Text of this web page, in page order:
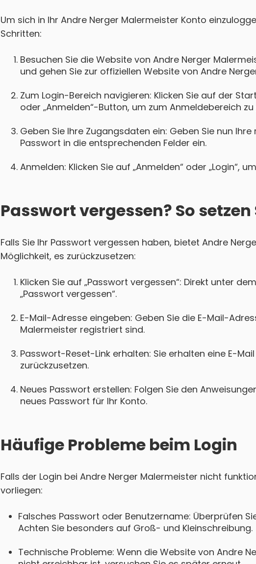
Um sich in Ihr Andre Nerger Malermeister Konto
Schritten:
Besuchen Sie die Website von Andre Nerger
und gehen Sie zur offiziellen Website von Andre
Zum Login-Bereich navigieren: Klicken Sie auf der
oder „Anmelden“-Button, um zum Anmeldebereich
Geben Sie Ihre Zugangsdaten ein: Geben Sie nun
Passwort in die entsprechenden Felder ein.
Anmelden: Klicken Sie auf „Anmelden“ oder „Login“,
Passwort vergessen? So setzen
Falls Sie Ihr Passwort vergessen haben, bietet Andre
Möglichkeit, es zurückzusetzen:
Klicken Sie auf „Passwort vergessen“: Direkt unter
„Passwort vergessen“.
E-Mail-Adresse eingeben: Geben Sie die E-Mail-
Malermeister registriert sind.
Passwort-Reset-Link erhalten: Sie erhalten eine E-
zurückzusetzen.
Neues Passwort erstellen: Folgen Sie den
neues Passwort für Ihr Konto.
Häufige Probleme beim Login
Falls der Login bei Andre Nerger Malermeister nicht
vorliegen:
Falsches Passwort oder Benutzername: Überprüfen
Achten Sie besonders auf Groß- und Kleinschreibung.
Technische Probleme: Wenn die Website von Andre